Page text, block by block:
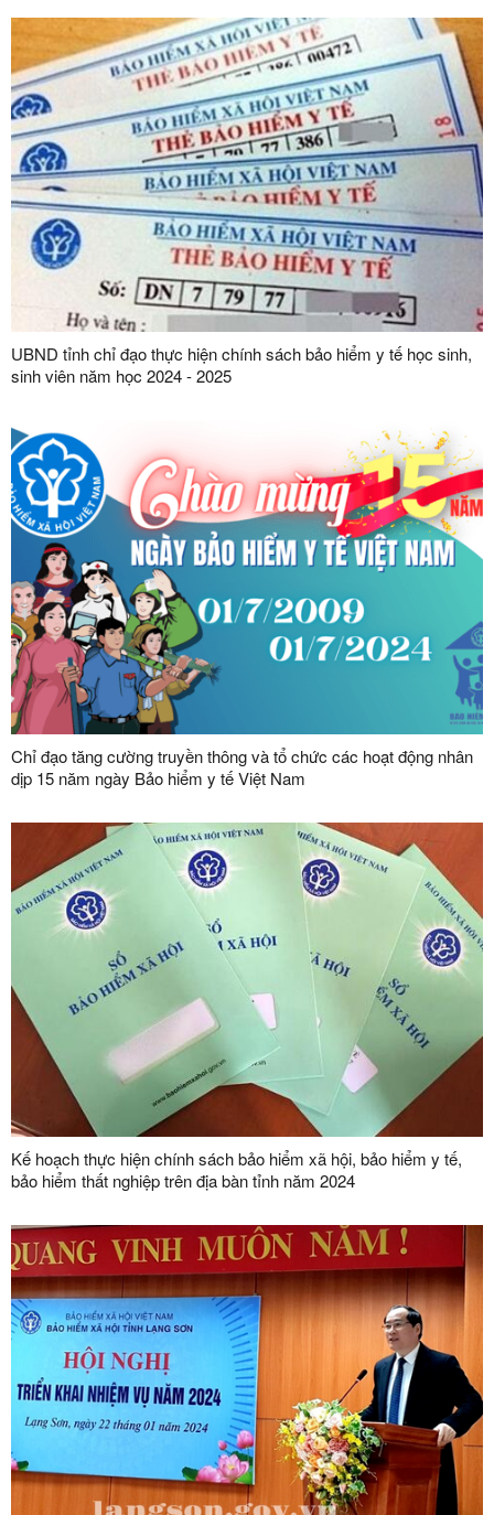
UBND tỉnh chỉ đạo thực hiện chính sách bảo hiểm y tế học sinh,
sinh viên năm học 2024 - 2025
Chỉ đạo tăng cường truyền thông và tổ chức các hoạt động nhân
dịp 15 năm ngày Bảo hiểm y tế Việt Nam
Kế hoạch thực hiện chính sách bảo hiểm xã hội, bảo hiểm y tế,
bảo hiểm thất nghiệp trên địa bàn tỉnh năm 2024